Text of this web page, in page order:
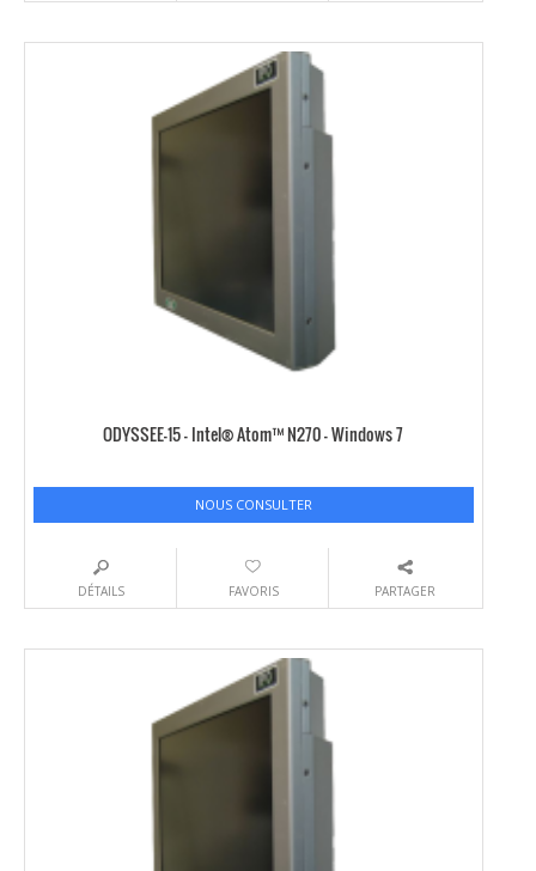
ODYSSEE-15 – Intel® Atom™ N270 – Windows 7
NOUS CONSULTER
DÉTAILS FAVORIS PARTAGER